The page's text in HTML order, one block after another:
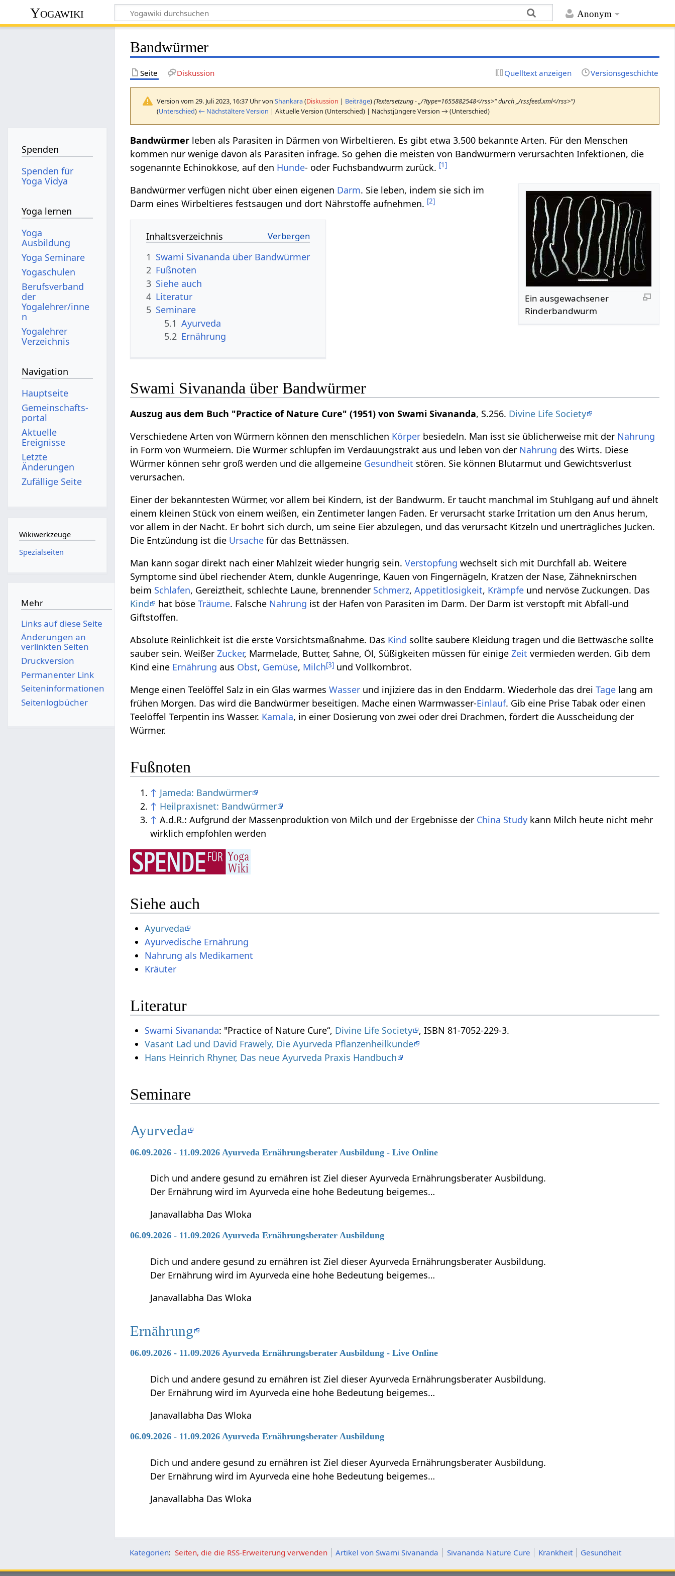
Anonym
Yogawiki
Bandwürmer
Seite Diskussion Quelltext anzeigen Versionsgeschichte
Version vom 29. Juli 2023, 16:37 Uhr vonShankara(Diskussion | Beiträge)(Textersetzung - „/?type=1655882548</rss>“ durch „/rssfeed.xml</rss>“)
(Unterschied) ← Nächstältere Version | Aktuelle Version (Unterschied) | Nächstjüngere Version → (Unterschied)
Bandwürmer leben als Parasiten in Därmen von Wirbeltieren. Es gibt etwa 3.500 bekannte Arten. Für den Menschen
kommen nur wenige davon als Parasiten infrage. So gehen die meisten von Bandwürmern verursachten Infektionen, die
sogenannte Echinokkose, auf den Hunde- oder Fuchsbandwurm zurück. [1]
Ein ausgewachsener
Rinderbandwurm
Bandwürmer verfügen nicht über einen eigenen Darm. Sie leben, indem sie sich im
Darm eines Wirbeltieres festsaugen und dort Nährstoffe aufnehmen. [2]
Inhaltsverzeichnis
1 Swami Sivananda über Bandwürmer
2 Fußnoten
3 Siehe auch
4 Literatur
5 Seminare
5.1 Ayurveda
5.2 Ernährung
Swami Sivananda über Bandwürmer
Auszug aus dem Buch "Practice of Nature Cure" (1951) von Swami Sivananda, S.256. Divine Life Society
Verschiedene Arten von Würmern können den menschlichen Körper besiedeln. Man isst sie üblicherweise mit der Nahrung
in Form von Wurmeiern. Die Würmer schlüpfen im Verdauungstrakt aus und leben von der Nahrung des Wirts. Diese
Würmer können sehr groß werden und die allgemeine Gesundheit stören. Sie können Blutarmut und Gewichtsverlust
verursachen.
Einer der bekanntesten Würmer, vor allem bei Kindern, ist der Bandwurm. Er taucht manchmal im Stuhlgang auf und ähnelt
einem kleinen Stück von einem weißen, ein Zentimeter langen Faden. Er verursacht starke Irritation um den Anus herum,
vor allem in der Nacht. Er bohrt sich durch, um seine Eier abzulegen, und das verursacht Kitzeln und unerträgliches Jucken.
Die Entzündung ist die Ursache für das Bettnässen.
Man kann sogar direkt nach einer Mahlzeit wieder hungrig sein.Verstopfung wechselt sich mit Durchfall ab. Weitere
Symptome sind übel riechender Atem, dunkle Augenringe, Kauen von Fingernägeln, Kratzen der Nase, Zähneknirschen
beim Schlafen, Gereiztheit, schlechte Laune, brennender Schmerz,Appetitlosigkeit, Krämpfe und nervöse Zuckungen. Das
Kind
hat böseTräume. Falsche Nahrung ist der Hafen von Parasiten im Darm. Der Darm ist verstopft mit Abfall-und
Giftstoffen.
Absolute Reinlichkeit ist die erste Vorsichtsmaßnahme. Das Kind sollte saubere Kleidung tragen und die Bettwäsche sollte
sauber sein. WeißerZucker, Marmelade, Butter, Sahne, Öl, Süßigkeiten müssen für einigeZeit vermieden werden. Gib dem
Kind eine Ernährung aus Obst, Gemüse, Milch[3] und Vollkornbrot.
Menge einen Teelöffel Salz in ein Glas warmesWasser und injiziere das in den Enddarm. Wiederhole das dreiTage lang am
frühen Morgen. Das wird die Bandwürmer beseitigen. Mache einen Warmwasser-Einlauf. Gib eine Prise Tabak oder einen
Teelöffel Terpentin ins Wasser. Kamala, in einer Dosierung von zwei oder drei Drachmen, fördert die Ausscheidung der
Würmer.
Fußnoten
↑ Jameda: Bandwürmer
↑ Heilpraxisnet: Bandwürmer
↑ A.d.R.: Aufgrund der Massenproduktion von Milch und der Ergebnisse der China Study kann Milch heute nicht mehr
wirklich empfohlen werden
Siehe auch
Ayurveda
Ayurvedische Ernährung
Nahrung als Medikament
Kräuter
Literatur
Swami Sivananda: "Practice of Nature Cure“, Divine Life Society , ISBN 81-7052-229-3.
Vasant Lad und David Frawely, Die Ayurveda Pflanzenheilkunde
Hans Heinrich Rhyner, Das neue Ayurveda Praxis Handbuch
Seminare
Ayurveda
06.09.2026 - 11.09.2026 Ayurveda Ernährungsberater Ausbildung - Live Online
Dich und andere gesund zu ernähren ist Ziel dieser Ayurveda Ernährungsberater Ausbildung.
Der Ernährung wird im Ayurveda eine hohe Bedeutung beigemes…
Janavallabha Das Wloka
06.09.2026 - 11.09.2026 Ayurveda Ernährungsberater Ausbildung
Dich und andere gesund zu ernähren ist Ziel dieser Ayurveda Ernährungsberater Ausbildung.
Der Ernährung wird im Ayurveda eine hohe Bedeutung beigemes…
Janavallabha Das Wloka
Ernährung
06.09.2026 - 11.09.2026 Ayurveda Ernährungsberater Ausbildung - Live Online
Dich und andere gesund zu ernähren ist Ziel dieser Ayurveda Ernährungsberater Ausbildung.
Der Ernährung wird im Ayurveda eine hohe Bedeutung beigemes…
Janavallabha Das Wloka
06.09.2026 - 11.09.2026 Ayurveda Ernährungsberater Ausbildung
Dich und andere gesund zu ernähren ist Ziel dieser Ayurveda Ernährungsberater Ausbildung.
Der Ernährung wird im Ayurveda eine hohe Bedeutung beigemes…
Janavallabha Das Wloka
Kategorien: Seiten, die die RSS-Erweiterung verwenden Artikel von Swami Sivananda Sivananda Nature Cure Krankheit Gesundheit
Spenden
Spenden für
Yoga Vidya
Yoga lernen
Yoga
Ausbildung
Yoga Seminare
Yogaschulen
Berufsverband
der
Yogalehrer/inne
n
Yogalehrer
Verzeichnis
Navigation
Hauptseite
Gemeinschafts­
portal
Aktuelle
Ereignisse
Letzte
Änderungen
Zufällige Seite
Wikiwerkzeuge
Spezialseiten
Mehr
Links auf diese Seite
Änderungen an
verlinkten Seiten
Druckversion
Permanenter Link
Seiten­­informationen
Seitenlogbücher